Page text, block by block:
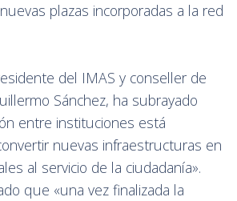
plazas incorporadas a la red
del IMAS y conseller de
Sánchez, ha subrayado
entre instituciones está
nuevas infraestructuras en
al servicio de la ciudadanía».
que «una vez finalizada la